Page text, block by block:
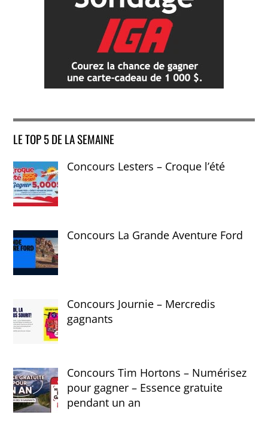
LE TOP 5 DE LA SEMAINE
Concours Lesters – Croque l’été
Concours La Grande Aventure Ford
Concours Journie – Mercredis
gagnants
Concours Tim Hortons – Numérisez
pour gagner – Essence gratuite
pendant un an